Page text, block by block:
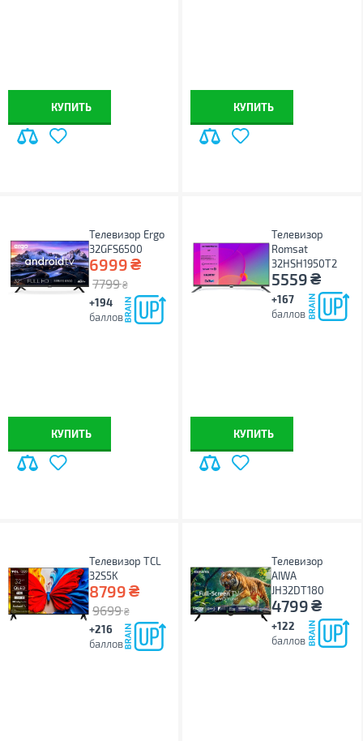
КУПИТЬ КУПИТЬ
Телевизор Ergo
32GFS6500
6999₴
7799 ₴
+194
баллов
КУПИТЬ
Телевизор
Romsat
32HSH1950T2
5559₴
+167
баллов
КУПИТЬ
Телевизор TCL
32S5K
8799₴
9699 ₴
+216
баллов
Телевизор
AIWA
JH32DT180
4799₴
+122
баллов